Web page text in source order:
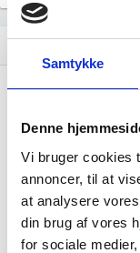
Samtykke
Denne
Vi bruger cookies
annoncer, til at
at analysere
din brug af vores
for sociale
JEM & FIX